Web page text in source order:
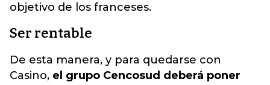
objetivo de los franceses.
Ser rentable
De esta manera, y para quedarse con
Casino, el grupo Cencosud deberá poner